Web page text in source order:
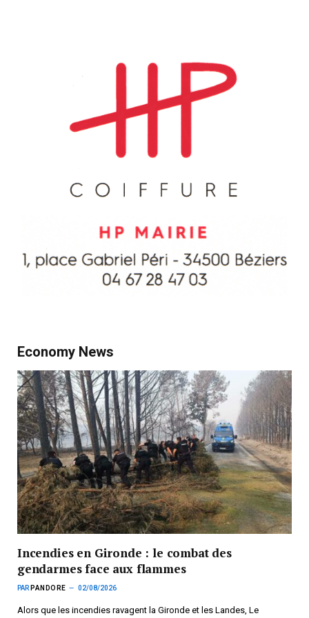
Economy News
Incendies en Gironde : le combat des
gendarmes face aux flammes
PAR PANDORE 02/08/2026
Alors que les incendies ravagent la Gironde et les Landes, Le